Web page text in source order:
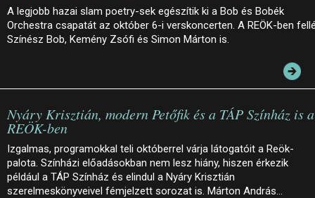
A legjobb hazai slam poetry-sek egészítik ki a Bob és Bobék
Orchestra csapatát az október 6-i verskoncerten. A REÖK-ben
Színész Bob, Kemény Zsófi és Simon Márton is.
Nyáry Krisztián, modern Petőfik és a TÁP Színház is a
REÖK-ben
Izgalmas, programokkal teli októberrel várja látogatóit a Reök-
palota. Színházi előadásokban nem lesz hiány, hiszen érkezik
például a TÁP Színház és elindul a Nyáry Krisztián
szerelmeskönyveivel fémjelzett sorozat is. Márton András…